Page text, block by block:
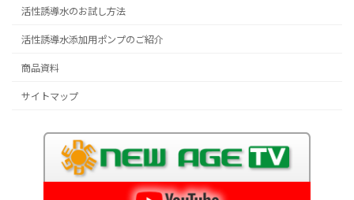
活性誘導水のお試し方法
活性誘導水添加用ポンプのご紹介
商品資料
サイトマップ